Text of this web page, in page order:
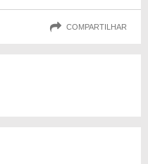
COMPARTILHAR